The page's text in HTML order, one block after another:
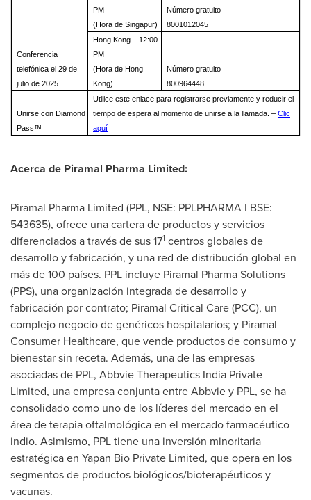
Conferencia
telefónica el 29 de
julio de 2025
PM
(Hora de Singapur)
Número gratuito
8001012045
Hong Kong – 12:00
PM
(Hora de Hong
Kong)
Número gratuito
800964448
Unirse con Diamond
Pass™
Utilice este enlace para registrarse previamente y reducir el
tiempo de espera al momento de unirse a la llamada. – Clic
aquí
Acerca de Piramal Pharma Limited:
Piramal Pharma Limited (PPL, NSE: PPLPHARMA I BSE:
543635), ofrece una cartera de productos y servicios
diferenciados a través de sus 171 centros globales de
desarrollo y fabricación, y una red de distribución global en
más de 100 países. PPL incluye Piramal Pharma Solutions
(PPS), una organización integrada de desarrollo y
fabricación por contrato; Piramal Critical Care (PCC), un
complejo negocio de genéricos hospitalarios; y Piramal
Consumer Healthcare, que vende productos de consumo y
bienestar sin receta. Además, una de las empresas
asociadas de PPL, Abbvie Therapeutics India Private
Limited, una empresa conjunta entre Abbvie y PPL, se ha
consolidado como uno de los líderes del mercado en el
área de terapia oftalmológica en el mercado farmacéutico
indio. Asimismo, PPL tiene una inversión minoritaria
estratégica en Yapan Bio Private Limited, que opera en los
segmentos de productos biológicos/bioterapéuticos y
vacunas.